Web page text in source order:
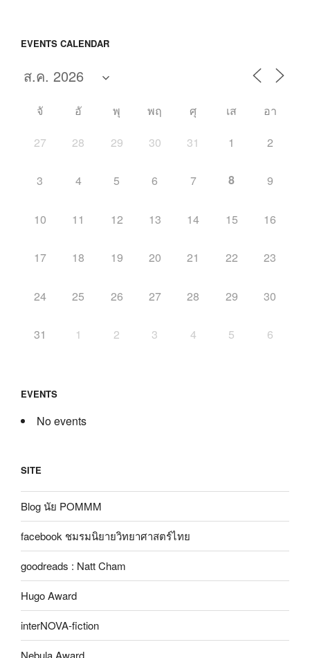
EVENTS CALENDAR
จั อั พุ พฤ ศุ เส
อา
27
28 29 30 31 1 2
3 4 5 6 7 8 9
10 11 12 13 14 15 16
17 18 19 20 21 22 23
24 25 26 27 28 29 30
31 1 2 3 4 5 6
EVENTS
No events
SITE
Blog นัย POMMM
facebook ชมรมนิยายวิทยาศาสตร์ไทย
goodreads : Natt Cham
Hugo Award
interNOVA-fiction
Nebula Award